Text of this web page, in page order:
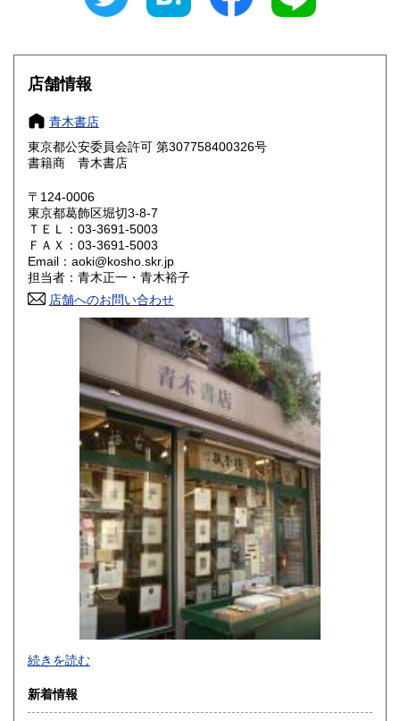
大阪府
奈良県
鳥取県 430円 島根県
岡山県
山口県 430円
香川県 430円
高知県 430円
430円 長崎県
430円 大分県
430円 鹿児島県
430円
店舗情報
青木書店
東京都公安委員会許可 第307758400326号
書籍商 青木書店
〒124-0006
東京都葛飾区堀切3-8-7
ＴＥＬ：03-3691-5003
ＦＡＸ：03-3691-5003
Email：aoki@kosho.skr.jp
担当者：青木正一・青木裕子
店舗へのお問い合わせ
続きを読む
新着情報